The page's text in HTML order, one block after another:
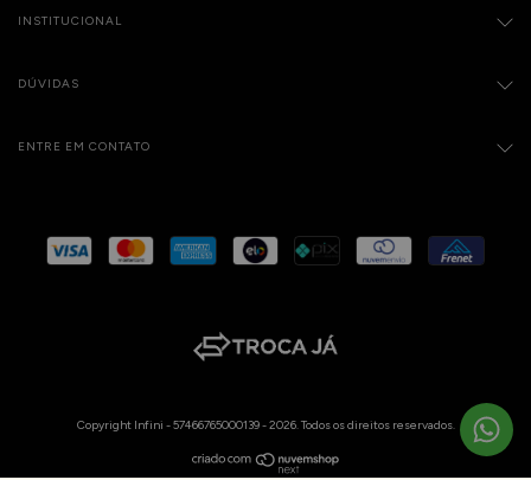
INSTITUCIONAL
DÚVIDAS
ENTRE EM CONTATO
Copyright Infini - 57466765000139 - 2026. Todos os direitos reservados.